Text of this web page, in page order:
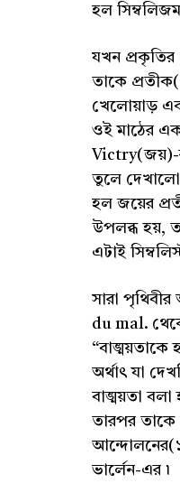
হল সিম্বলিজম
যখন প্রকৃতির
তাকে
খেলোয়াড়
ওই মাঠের
Victry(জয়)-র
তুলে দেখালো
হল জয়ের
উপলব্ধ হয়,
এটাই
সারা
du mal.
“বাঙ্ময়তাকে
অর্থাৎ যা
বাঙ্ময়তা
তারপর তাকে
ভার্লেন-এর ৷